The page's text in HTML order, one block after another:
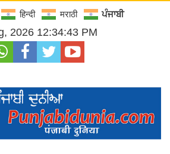
हिन्दी मराठी ਪੰਜਾਬੀ
2026 12:34:44 PM